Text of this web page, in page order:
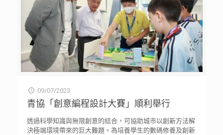
09/07/2023
青協「創意編程設計大賽」順利舉行
透過科學知識與無限創意的結合，可協助城市以創新方法解
決極端環境帶來的巨大難題。為培養學生的數碼修養及創新